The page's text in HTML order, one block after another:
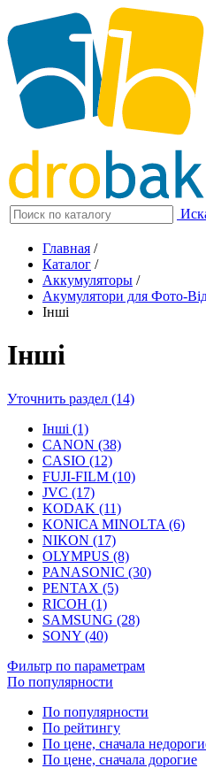
Главная /
Каталог /
Аккумуляторы /
Акумулятори для Фото-
Інші
Інші
Уточнить раздел (14)
Інші (1)
CANON (38)
CASIO (12)
FUJI-FILM (10)
JVC (17)
KODAK (11)
KONICA MINOLTA (6)
NIKON (17)
OLYMPUS (8)
PANASONIC (30)
PENTAX (5)
RICOH (1)
SAMSUNG (28)
SONY (40)
Фильтр по параметрам
По популярности
По популярности
По рейтингу
По цене, сначала
По цене, сначала дорогие